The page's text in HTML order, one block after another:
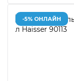
-5% ОНЛАЙН